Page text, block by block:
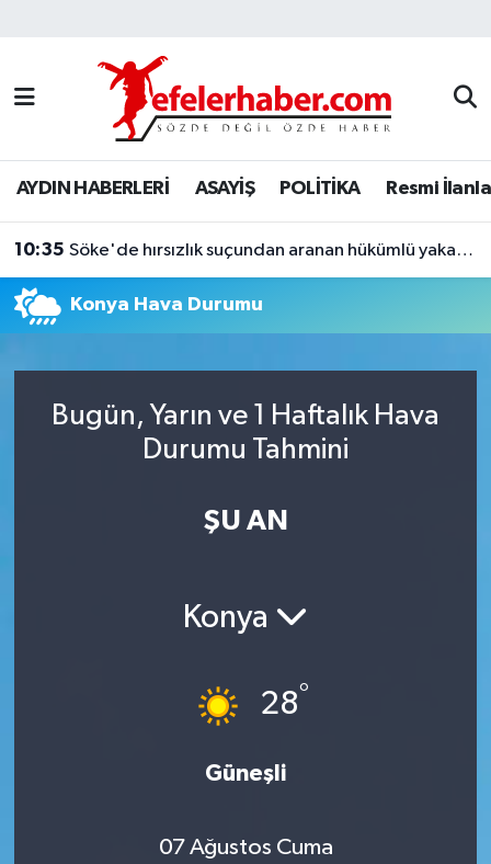
AYDIN HABERLERİ ASAYİŞ POLİTİKA Resmi
10:35 Söke'de hırsızlık suçundan aranan hükümlü yakalandı
Konya Hava Durumu
Bugün, Yarın ve 1 Haftalık Hava
Durumu Tahmini
ŞU AN
Konya
28°
Güneşli
07 Ağustos Cuma
Nöbetçi Eczaneler
Hava Durumu
Aydin Namaz Vakitleri
Trafik Durumu
Süper Lig Puan Durumu ve Fikstür
Son Dakika Haberleri